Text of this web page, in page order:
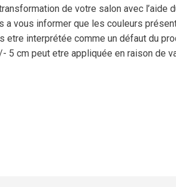
de votre salon avec l’aide
a vous informer que les couleurs
etre interprétée comme un défaut du
5 cm peut etre appliquée en raison de